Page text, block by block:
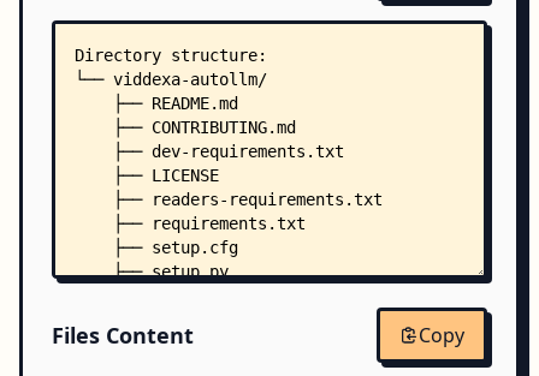
Directory structure:
└── viddexa-autollm/
    ├── README.md
    ├── CONTRIBUTING.md
    ├── dev-requirements.txt
    ├── LICENSE
    ├── readers-requirements.txt
    ├── requirements.txt
    ├── setup.cfg
    ├── setup.py
    │   ├── __init__.py
Files Content Copy